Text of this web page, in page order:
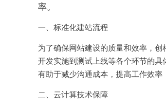
率。
一、标准化建站流程
为了确保网站建设的质量和效率，创
开发实施到测试上线等各个环节的
有助于减少沟通成本，提高工作效率
二、云计算技术保障